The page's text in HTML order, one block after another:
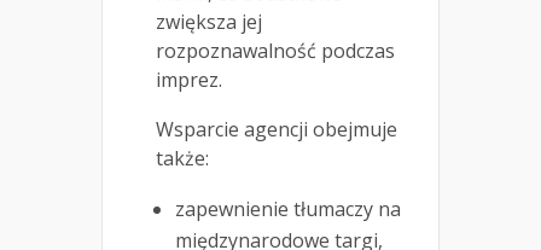
zwiększa jej
rozpoznawalność podczas
imprez.
Wsparcie agencji obejmuje
także:
zapewnienie tłumaczy na
międzynarodowe targi,